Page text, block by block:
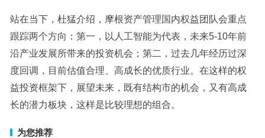
站在当下，杜猛介绍，摩根资产管理国内权益团队会重点
跟踪两个方向：第一，以人工智能为代表，未来5-10年前
沿产业发展所带来的投资机会；第二，过去几年经历过深
度回调，目前估值合理、高成长的优质行业。在这样的权
益投资框架下，展望未来，既有结构市的机会，又有高成
长的潜力板块，这样是比较理想的组合。
为您推荐